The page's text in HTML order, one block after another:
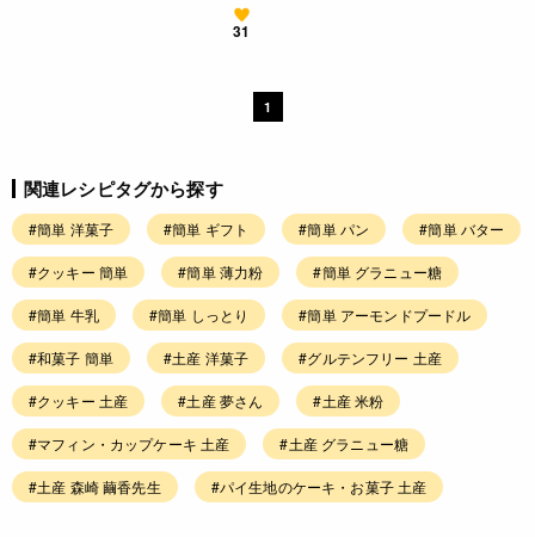
31
1
関連レシピタグから探す
#簡単 洋菓子 #簡単 ギフト #簡単 パン #簡単 バター
#クッキー 簡単 #簡単 薄力粉 #簡単 グラニュー糖
#簡単 牛乳 #簡単 しっとり #簡単 アーモンドプードル
#和菓子 簡単 #土産 洋菓子 #グルテンフリー 土産
#クッキー 土産 #土産 夢さん #土産 米粉
#マフィン・カップケーキ 土産 #土産 グラニュー糖
#土産 森崎 繭香先生 #パイ生地のケーキ・お菓子 土産